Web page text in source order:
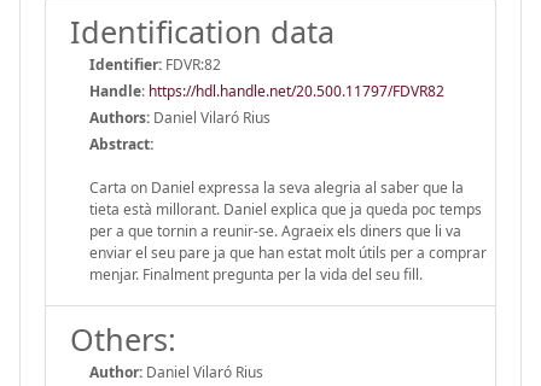
Identification data
Identifier: FDVR:82
Handle: https://hdl.handle.net/20.500.11797/FDVR82
Authors: Daniel Vilaró Rius
Abstract:
Carta on Daniel expressa la seva alegria al saber que la
tieta està millorant. Daniel explica que ja queda poc temps
per a que tornin a reunir-se. Agraeix els diners que li va
enviar el seu pare ja que han estat molt útils per a comprar
menjar. Finalment pregunta per la vida del seu fill.
Others:
Author: Daniel Vilaró Rius